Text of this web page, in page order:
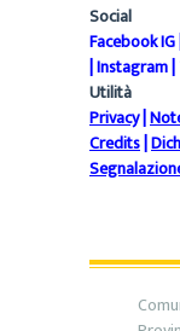
Social
Facebook IG
|Instagram|
Utilità
Privacy|
Credits|